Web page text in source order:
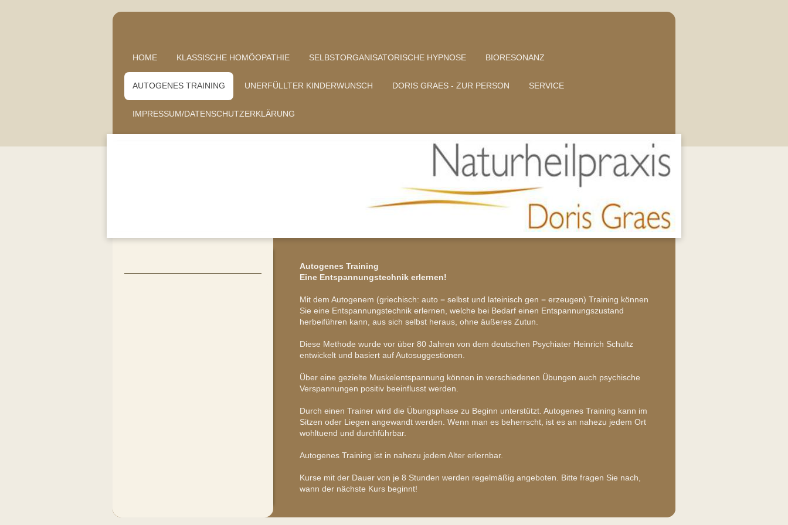
HOME KLASSISCHE HOMÖOPATHIE SELBSTORGANISATORISCHE HYPNOSE BIORESONANZ
AUTOGENES TRAINING UNERFÜLLTER KINDERWUNSCH DORIS GRAES - ZUR PERSON SERVICE
IMPRESSUM/DATENSCHUTZERKLÄRUNG
Autogenes Training
Eine Entspannungstechnik erlernen!
Mit dem Autogenem (griechisch: auto = selbst und lateinisch gen = erzeugen) Training können
Sie eine Entspannungstechnik erlernen, welche bei Bedarf einen Entspannungszustand
herbeiführen kann, aus sich selbst heraus, ohne äußeres Zutun.
Diese Methode wurde vor über 80 Jahren von dem deutschen Psychiater Heinrich Schultz
entwickelt und basiert auf Autosuggestionen.
Über eine gezielte Muskelentspannung können in verschiedenen Übungen auch psychische
Verspannungen positiv beeinflusst werden.
Durch einen Trainer wird die Übungsphase zu Beginn unterstützt. Autogenes Training kann im
Sitzen oder Liegen angewandt werden. Wenn man es beherrscht, ist es an nahezu jedem Ort
wohltuend und durchführbar.
Autogenes Training ist in nahezu jedem Alter erlernbar.
Kurse mit der Dauer von je 8 Stunden werden regelmäßig angeboten. Bitte fragen Sie nach,
wann der nächste Kurs beginnt!